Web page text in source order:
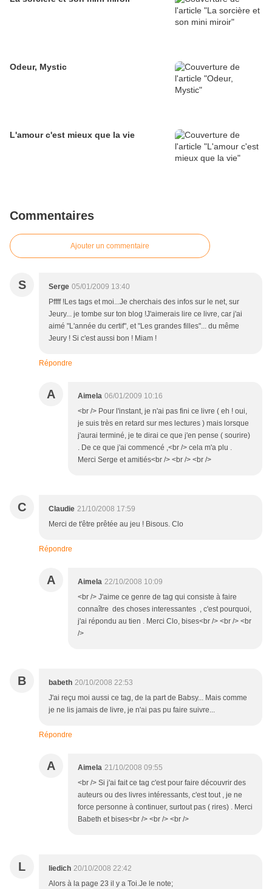
Odeur, Mystic
L'amour c'est mieux que la vie
Commentaires
Ajouter un commentaire
S Serge 05/01/2009 13:40
Pffff !Les tags et moi...Je cherchais des infos sur le net, sur
Jeury... je tombe sur ton blog !J'aimerais lire ce livre, car j'ai
aimé "L'année du certif", et "Les grandes filles"... du même
Jeury ! Si c'est aussi bon ! Miam !
Répondre
A Aimela 06/01/2009 10:16
<br /> Pour l'instant, je n'ai pas fini ce livre ( eh ! oui,
je suis très en retard sur mes lectures ) mais lorsque
j'aurai terminé, je te dirai ce que j'en pense ( sourire)
. De ce que j'ai commencé ,<br /> cela m'a plu .
Merci Serge et amitiés<br /> <br /> <br />
C Claudie 21/10/2008 17:59
Merci de t'être prêtée au jeu ! Bisous. Clo
Répondre
A Aimela 22/10/2008 10:09
<br /> J'aime ce genre de tag qui consiste à faire
connaître des choses interessantes , c'est pourquoi,
j'ai répondu au tien . Merci Clo, bises<br /> <br /> <br
/>
B babeth 20/10/2008 22:53
J'ai reçu moi aussi ce tag, de la part de Babsy... Mais comme
je ne lis jamais de livre, je n'ai pas pu faire suivre...
Répondre
A Aimela 21/10/2008 09:55
<br /> Si j'ai fait ce tag c'est pour faire découvrir des
auteurs ou des livres intéressants, c'est tout , je ne
force personne à continuer, surtout pas ( rires) . Merci
Babeth et bises<br /> <br /> <br />
L liedich 20/10/2008 22:42
Alors à la page 23 il y a Toi.Je le note;